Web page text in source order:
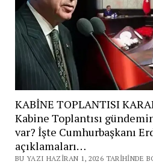
KABİNE TOPLANTISI
Kabine Toplantısı
var? İşte Cumhurbaşkanı
açıklamaları…
BU YAZI HAZIRAN 1, 2026 TARIHINDE